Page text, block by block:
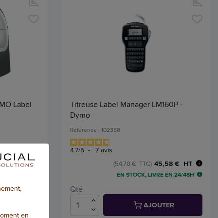
Label
€ HT
Titreuse Label Manager LM160P -
Dymo
Référence : 102358
4.7/5 - 7 avis
45,58 € HT
(54,70 € TTC)
EN STOCK, LIVRÉ EN 24/48H
Qté
AJOUTER
en